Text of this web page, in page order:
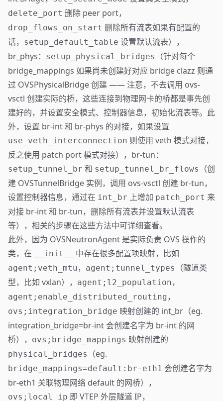
delete_port 删除 peer port，
drop_flows_on_start 删除所有流表如果有配置的
话， setup_default_table 设置默认流表），
br_phys：
setup_physical_bridges
（针对每个
bridge_mappings 如果尚未创建好对应 bridge clazz 则通
过 OVSPhysicalBridge 创建 —— 注意，不去调用 ovs-
vsctl 创建实际的桥，这些连接到物理网卡的桥都是事先创
建好的，并设置安全模式、控制器信息，初始化流表等。此
外，设置 br-int 和 br-phys 的对接，如果设置
use_veth_interconnection 则使用 veth 模式对接，
反之使用 patch port 模式对接），br-tun：
setup_tunnel_br 和 setup_tunnel_br_flows
（创
建 OVSTunnelBridge 实例，调用 ovs-vsctl 创建 br-tun，
设置控制器信息，通过在 int_br 上增加 patch_port 来
对接 br-int 和 br-tun，删除所有流表并设置默认流表
等），相关的步骤在这些方法中可详细查看。
此外，因为 OVSNeutronAgent 是实际负责 OVS 操作的
类，在
__init__ 中存在很多配置项映射，比如
agent;veth_mtu，agent;tunnel_types
（隧道类
型，比如 vxlan）， agent;l2_population，
agent;enable_distributed_routing，
ovs;integration_bridge 映射创建的 int_br（eg.
integration_bridge=br-int 会创建名字为 br-int 的网
桥）， ovs;bridge_mappings 映射创建的
physical_bridges （eg.
bridge_mappings=default:br-eth1 会创建名字为
br-eth1 关联物理网络 default 的网桥），
ovs;local_ip 即 VTEP 外层隧道 IP，